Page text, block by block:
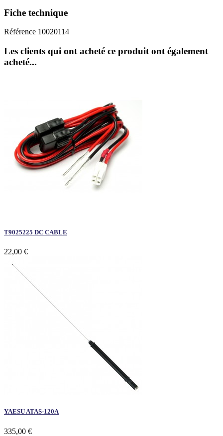
Fiche technique
Référence 10020114
Les clients qui ont acheté ce produit ont également
acheté...
T9025225 DC CABLE
22,00 €
YAESU ATAS-120A
335,00 €